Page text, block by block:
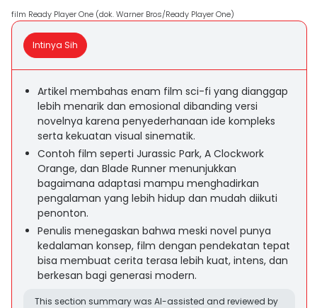
film Ready Player One (dok. Warner Bros/Ready Player One)
Intinya Sih
Artikel membahas enam film sci-fi yang dianggap
lebih menarik dan emosional dibanding versi
novelnya karena penyederhanaan ide kompleks
serta kekuatan visual sinematik.
Contoh film seperti Jurassic Park, A Clockwork
Orange, dan Blade Runner menunjukkan
bagaimana adaptasi mampu menghadirkan
pengalaman yang lebih hidup dan mudah diikuti
penonton.
Penulis menegaskan bahwa meski novel punya
kedalaman konsep, film dengan pendekatan tepat
bisa membuat cerita terasa lebih kuat, intens, dan
berkesan bagi generasi modern.
This section summary was AI-assisted and reviewed by